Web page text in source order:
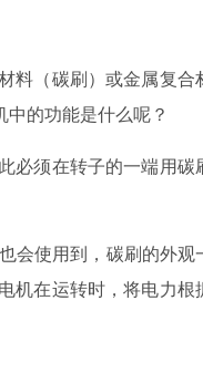
料（碳刷）或金属复合
的功能是什么呢？
必须在转子的一端用碳
会使用到，碳刷的外观
机在运转时，将电力根